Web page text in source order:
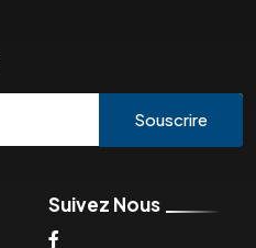
Souscrire
Suivez Nous